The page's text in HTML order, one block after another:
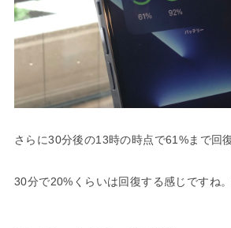
さらに30分後の13時の時点で61%まで回
30分で20%くらいは回復する感じですね。